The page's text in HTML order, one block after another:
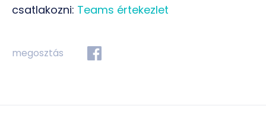
csatlakozni: Teams értekezlet
megosztás